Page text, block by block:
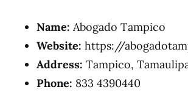
Name: Abogado Tampico
Website: https://
Address: Tampico,
Phone: 833 4390440